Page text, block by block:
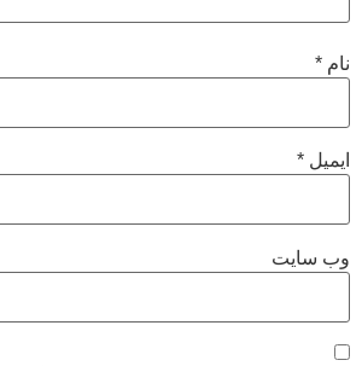
نام *
ایمیل *
وب‌ سایت